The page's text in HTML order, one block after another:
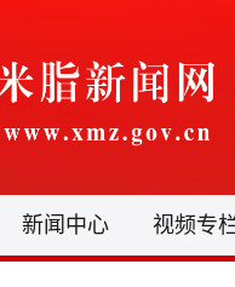
新闻中心 视频专